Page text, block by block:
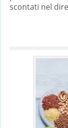
scontati nel